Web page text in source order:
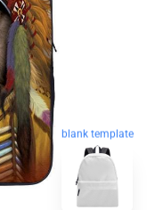
blank template